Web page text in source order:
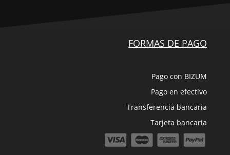
FORMAS DE PAGO
Pago con BIZUM
Pago en efectivo
Transferencia bancaria
Tarjeta bancaria